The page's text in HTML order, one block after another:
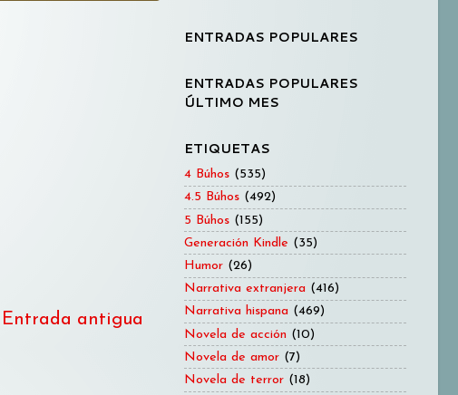
Entrada antigua
ENTRADAS POPULARES
ENTRADAS POPULARES
ÚLTIMO MES
ETIQUETAS
4 Búhos (535)
4.5 Búhos (492)
5 Búhos (155)
Generación Kindle (35)
Humor (26)
Narrativa extranjera (416)
Narrativa hispana (469)
Novela de acción (10)
Novela de amor (7)
Novela de terror (18)